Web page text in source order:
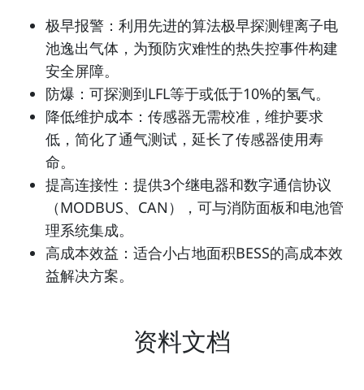
极早报警：利用先进的算法极早探测锂离子电
池逸出气体，为预防灾难性的热失控事件构建
安全屏障。
防爆：可探测到LFL等于或低于10%的氢气。
降低维护成本：传感器无需校准，维护要求
低，简化了通气测试，延长了传感器使用寿
命。
提高连接性：提供3个继电器和数字通信协议
（MODBUS、CAN），可与消防面板和电池管
理系统集成。
高成本效益：适合小占地面积BESS的高成本效
益解决方案。
资料文档